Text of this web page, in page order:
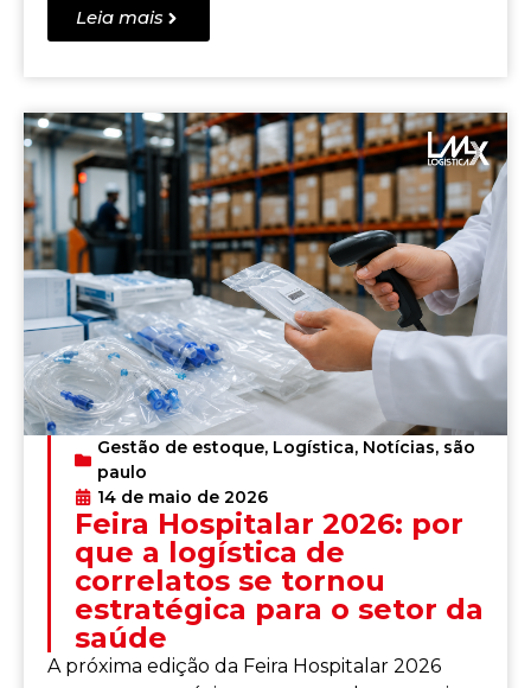
Leia mais
Gestão de estoque, Logística, Notícias, são
paulo
14 de maio de 2026
Feira Hospitalar 2026: por
que a logística de
correlatos se tornou
estratégica para o setor da
saúde
A próxima edição da Feira Hospitalar 2026